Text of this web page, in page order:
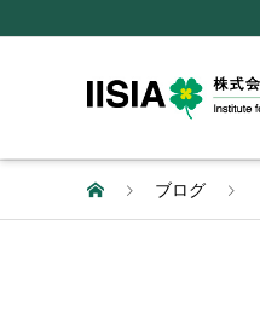
ブログ